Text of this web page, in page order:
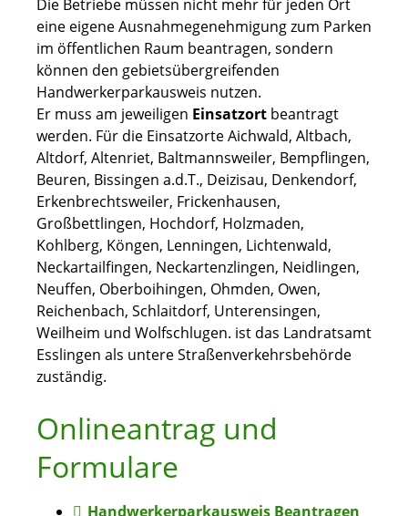
Die Betriebe müssen nicht mehr für jeden Ort
eine eigene Ausnahmegenehmigung zum Parken
im öffentlichen Raum beantragen, sondern
können den gebietsübergreifenden
Handwerkerparkausweis nutzen.
Er muss am jeweiligen Einsatzort beantragt
werden. Für die Einsatzorte Aichwald, Altbach,
Altdorf, Altenriet, Baltmannsweiler, Bempflingen,
Beuren, Bissingen a.d.T., Deizisau, Denkendorf,
Erkenbrechtsweiler, Frickenhausen,
Großbettlingen, Hochdorf, Holzmaden,
Kohlberg, Köngen, Lenningen, Lichtenwald,
Neckartailfingen, Neckartenzlingen, Neidlingen,
Neuffen, Oberboihingen, Ohmden, Owen,
Reichenbach, Schlaitdorf, Unterensingen,
Weilheim und Wolfschlugen. ist das Landratsamt
Esslingen als untere Straßenverkehrsbehörde
zuständig.
Onlineantrag und
Formulare
Handwerkerparkausweis Beantragen